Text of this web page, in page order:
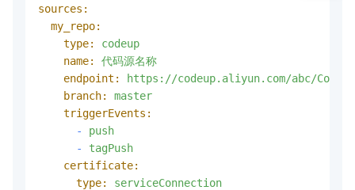
sources:
my_repo:
type:
codeup
name:
代码源名称
endpoint:
https://codeup.aliyun.com/abc/
branch:
master
triggerEvents:
-
push
-
tagPush
certificate:
type:
serviceConnection